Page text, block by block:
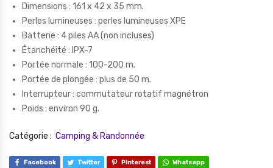
Dimensions : 161 x 42 x 35 mm.
Perles lumineuses : perles lumineuses XPE
Batterie : 4 piles AA (non incluses)
Étanchéité : IPX-7
Portée normale : 100-200 m.
Portée de plongée : plus de 50 m.
Interrupteur : commutateur rotatif magnétron
Poids : environ 90 g.
Catégorie : Camping & Randonnée
Facebook Twitter Pinterest Whatsapp